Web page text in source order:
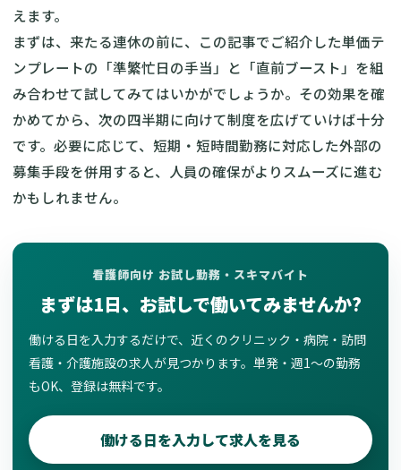
えます。
まずは、来たる連休の前に、この記事でご紹介した単価テ
ンプレートの「準繁忙日の手当」と「直前ブースト」を組
み合わせて試してみてはいかがでしょうか。その効果を確
かめてから、次の四半期に向けて制度を広げていけば十分
です。必要に応じて、短期・短時間勤務に対応した外部の
募集手段を併用すると、人員の確保がよりスムーズに進む
かもしれません。
看護師向け お試し勤務・スキマバイト
まずは1日、お試しで働いてみませんか?
働ける日を入力するだけで、近くのクリニック・病院・訪問
看護・介護施設の求人が見つかります。単発・週1〜の勤務
もOK、登録は無料です。
働ける日を入力して求人を見る